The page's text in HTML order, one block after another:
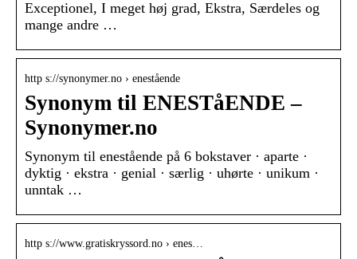
Exceptionel, I meget høj grad, Ekstra, Særdeles og
mange andre …
http s://synonymer.no › enestående
Synonym til ENESTåENDE –
Synonymer.no
Synonym til enestående på 6 bokstaver · aparte ·
dyktig · ekstra · genial · særlig · uhørte · unikum ·
unntak …
http s://www.gratiskryssord.no › enes…